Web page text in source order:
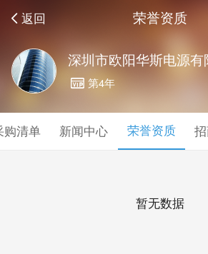
返回 荣誉资质
深圳市欧阳华斯电源有
第4年
购清单 新闻中心 荣誉资质
暂无数据